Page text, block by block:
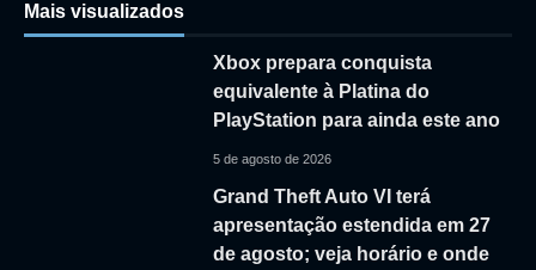
Mais visualizados
Xbox prepara conquista
equivalente à Platina do
PlayStation para ainda este ano
5 de agosto de 2026
Grand Theft Auto VI terá
apresentação estendida em 27
de agosto; veja horário e onde